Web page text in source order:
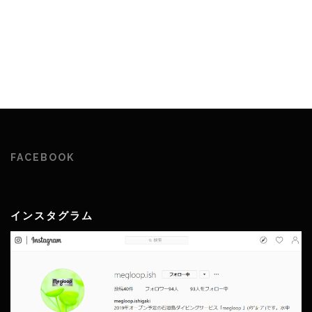
FACEBOOK
インスタグラム